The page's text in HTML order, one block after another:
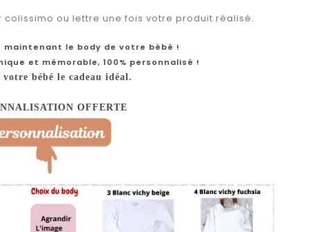
colissimo ou lettre une fois votre produit réalisé.
maintenant le body de votre bébé !
et mémorable, 100% personnalisé !
bébé le cadeau idéal.
OFFERTE